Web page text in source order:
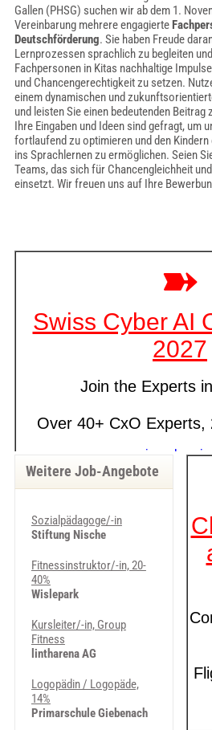
Gallen (PHSG) suchen wir ab dem 1.
Vereinbarung mehrere engagierte
Deutschförderung. Sie haben Freude
Lernprozessen sprachlich zu begleiten
Fachpersonen in Kitas nachhaltige
und Chancengerechtigkeit zu setzen.
einem dynamischen und
und leisten Sie einen bedeutenden Beitrag
Ihre Eingaben und Ideen sind gefragt, um
fortlaufend zu optimieren und den
ins Sprachlernen zu ermöglichen. Seien
Teams, das sich für Chancengleichheit
einsetzt. Wir freuen uns auf Ihre
Weitere Job-Angebote
Sozialpädagoge/-in
Stiftung Nische
Fitnessinstruktor/-in, 20-
40%
Wislepark
Kursleiter/-in, Group
Fitness
lintharena AG
Logopädin / Logopäde,
14%
Primarschule Giebenach